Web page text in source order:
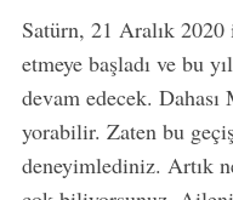
Satürn, 21 Aralık
etmeye başladı ve bu
devam edecek.
yorabilir. Zaten bu
deneyimlediniz. Artık